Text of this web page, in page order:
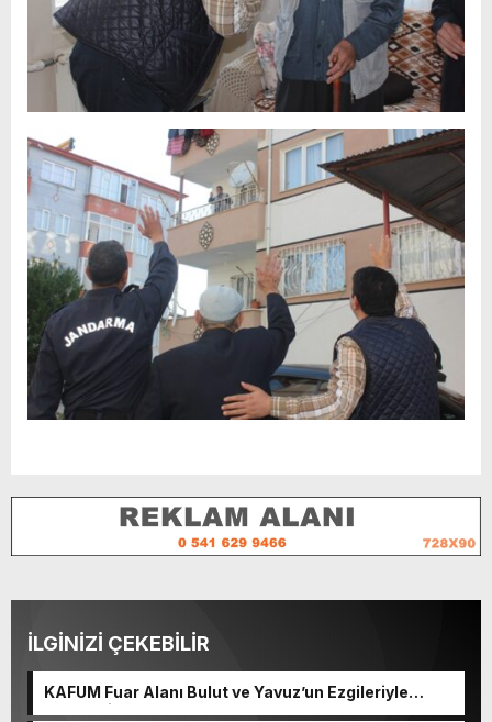
İLGİNİZİ ÇEKEBİLİR
KAFUM Fuar Alanı Bulut ve Yavuz’un Ezgileriyle
Şenlendi.